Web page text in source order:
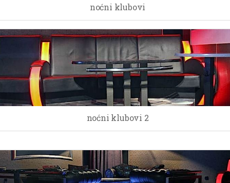
noćni klubovi
noćni klubovi 2